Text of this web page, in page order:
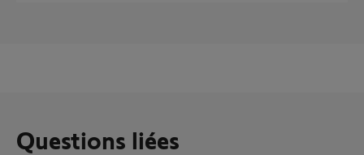
Questions liées